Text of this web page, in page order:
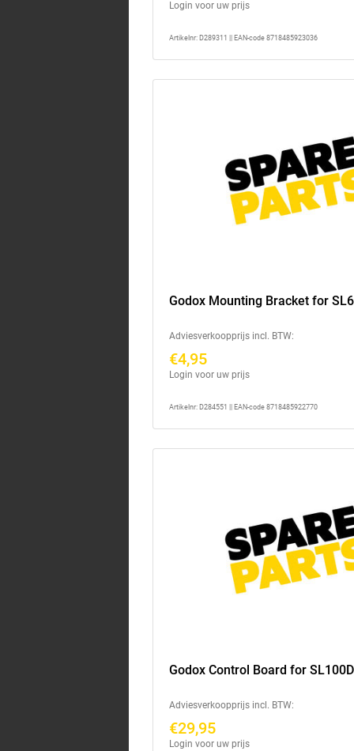
Login voor uw prijs
Artikelnr: D289311 || EAN-code 8718485923036
Godox Mounting Bracket for
Adviesverkoopprijs incl. BTW:
€4,95
Login voor uw prijs
Artikelnr: D284551 || EAN-code 8718485922770
Godox Control Board for SL100D
Adviesverkoopprijs incl. BTW:
€29,95
Login voor uw prijs